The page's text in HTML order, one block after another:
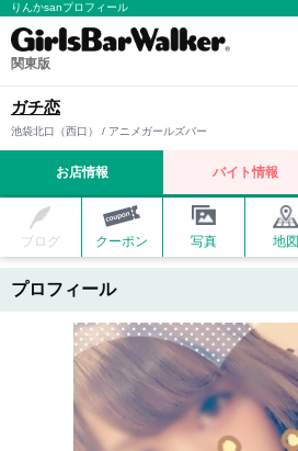
りんかsanプロフィール
関東版
ガチ恋
池袋北口（西口） / アニメガールズバー
お店情報 バイト情報
ブログ クーポン 写真 地図
プロフィール